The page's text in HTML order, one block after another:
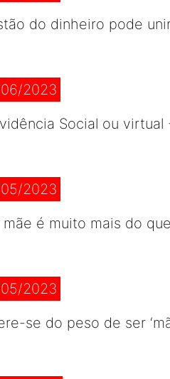
do dinheiro pode
2023
Social ou virtual
2023
mãe é muito mais do
2023
se do peso de ser